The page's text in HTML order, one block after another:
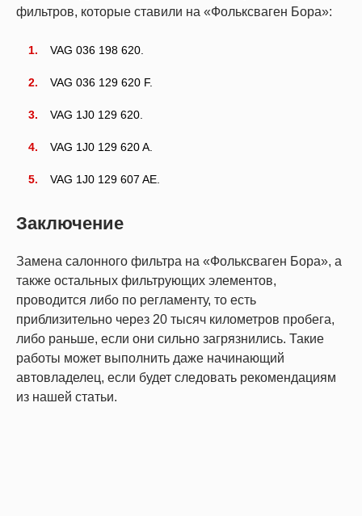
фильтров, которые ставили на «Фольксваген Бора»:
VAG 036 198 620.
VAG 036 129 620 F.
VAG 1J0 129 620.
VAG 1J0 129 620 A.
VAG 1J0 129 607 AE.
Заключение
Замена салонного фильтра на «Фольксваген Бора», а
также остальных фильтрующих элементов,
проводится либо по регламенту, то есть
приблизительно через 20 тысяч километров пробега,
либо раньше, если они сильно загрязнились. Такие
работы может выполнить даже начинающий
автовладелец, если будет следовать рекомендациям
из нашей статьи.